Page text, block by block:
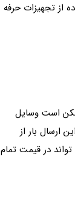
از تجهیزات حرفه
است وسایل
ارسال بار از
در قیمت تمام